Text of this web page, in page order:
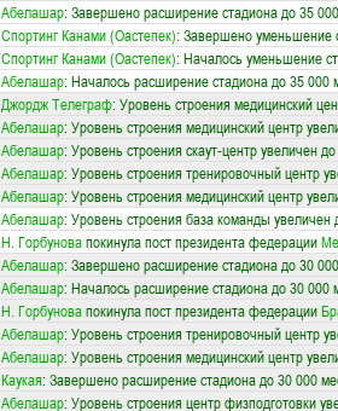
Абелашар: Завершено расширение стадиона до 35
Спортинг Канами (Оастепек): Завершено уменьшение
Спортинг Канами (Оастепек): Началось уменьшение
Абелашар: Началось расширение стадиона до 35 000
Джордж Телеграф: Уровень строения медицинский
Абелашар: Уровень строения медицинский центр
Абелашар: Уровень строения скаут-центр увеличен
Абелашар: Уровень строения тренировочный центр
Абелашар: Уровень строения медицинский центр
Абелашар: Уровень строения база команды увеличен
Н. Горбуновапокинула пост президента федерации
Абелашар: Завершено расширение стадиона до 30
Абелашар: Началось расширение стадиона до 30 000
Н. Горбуновапокинула пост президента федерации
Абелашар: Уровень строения тренировочный центр
Абелашар: Уровень строения медицинский центр
Каукая: Завершено расширение стадиона до 30 000
Абелашар: Уровень строения центр физподготовки